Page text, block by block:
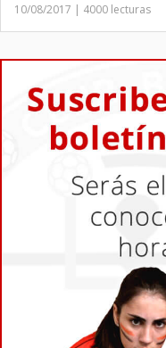
10/08/2017 | 4000 lecturas